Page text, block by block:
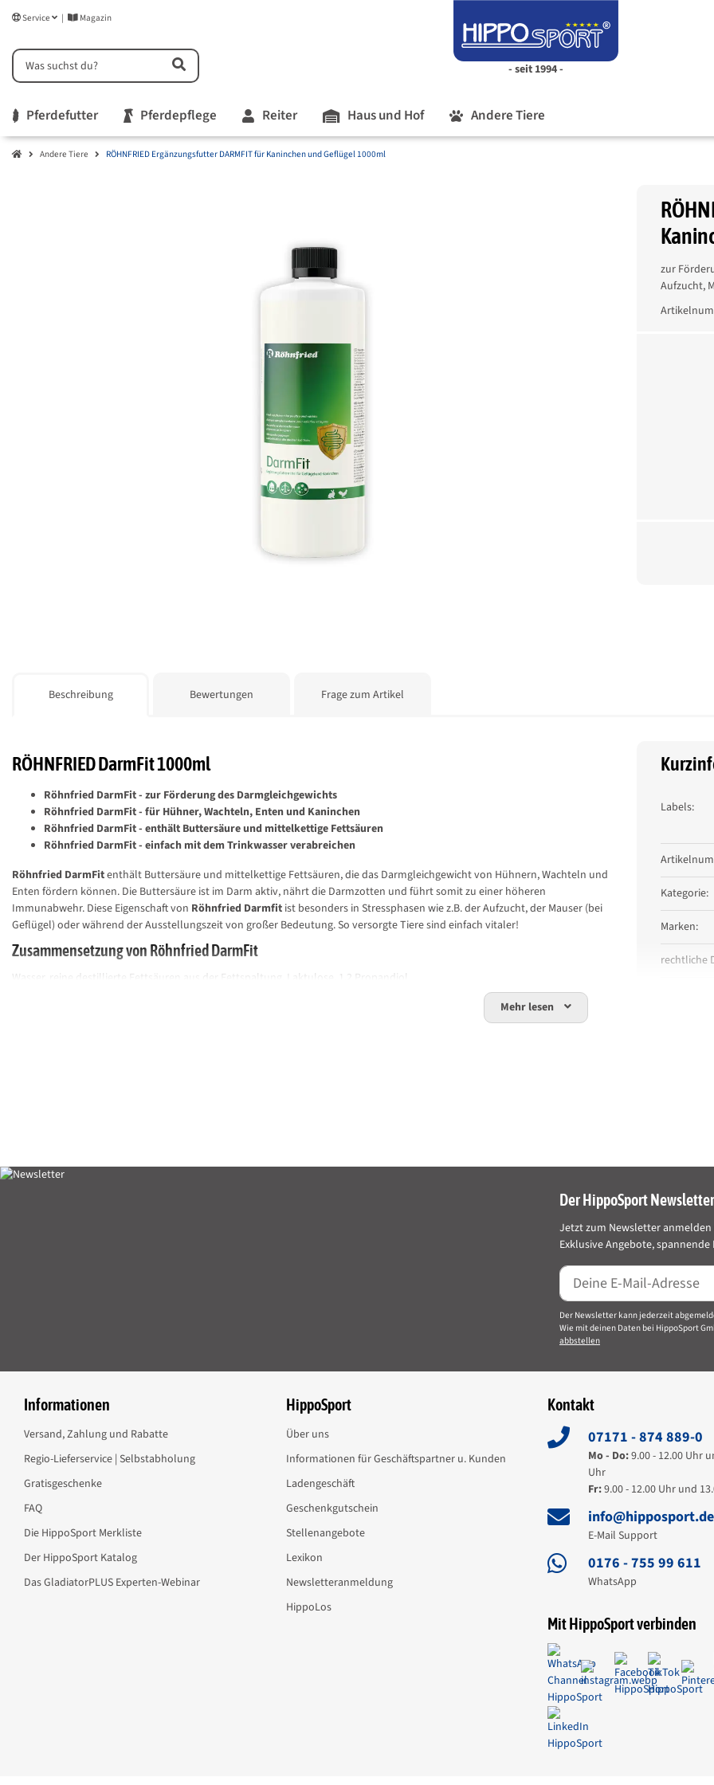
- seit 1994 -
Service Magazin
Pferdefutter Pferdepflege Reiter Haus und Hof Andere Tiere
Andere Tiere RÖHNFRIED Ergänzungsfutter DARMFIT für Kaninchen und Geflügel 1000ml
zur
Aufzucht,
Beschreibung
Bewertungen Frage zum Artikel
RÖHNFRIED DarmFit 1000ml
Röhnfried DarmFit - zur Förderung des Darmgleichgewichts
Röhnfried DarmFit - für Hühner, Wachteln, Enten und Kaninchen
Röhnfried DarmFit - enthält Buttersäure und mittelkettige Fettsäuren
Röhnfried DarmFit - einfach mit dem Trinkwasser verabreichen
Röhnfried DarmFitenthält Buttersäure und mittelkettige Fettsäuren, die das Darmgleichgewicht von Hühnern, Wachteln und
Enten fördern können. Die Buttersäure ist im Darm aktiv, nährt die Darmzotten und führt somit zu einer höheren
Immunabwehr. Diese Eigenschaft von Röhnfried Darmfit ist besonders in Stressphasen wie z.B. der Aufzucht, der Mauser (bei
Geflügel) oder während der Ausstellungszeit von großer Bedeutung. So versorgte Tiere sind einfach vitaler!
Zusammensetzung von Röhnfried DarmFit
Wasser, reine destillierte Fettsäuren aus der Fettspaltung, Laktulose, 1,2 Propandiol
5ml je Liter Trinkwasser
Herstellerinformationen:
Dr. Hesse Tierpharma GmbH & Co. KG, Kieler Str. 36a, 25551 Hohenlockstedt, info@roehnfried.de
Wert
Labels:
Kategorie:
Marken:
rechtliche
Mehr lesen
Der HippoSport Newsletter
Jetzt zum Newsletter
Exklusive Angebote,
Der Newsletter kann jederzeit
Wie mit deinen Daten bei HippoSport
abbstellen
Informationen
Versand, Zahlung und Rabatte
Regio-Lieferservice | Selbstabholung
Gratisgeschenke
FAQ
Die HippoSport Merkliste
Der HippoSport Katalog
Das GladiatorPLUS Experten-Webinar
HippoSport
Über uns
Informationen für Geschäftspartner u. Kunden
Ladengeschäft
Geschenkgutschein
Stellenangebote
Lexikon
Newsletteranmeldung
HippoLos
Kontakt
07171 - 874 889-0
Mo - Do:9.00 - 12.00 Uhr
Uhr
Fr:9.00 - 12.00 Uhr und
info@hipposport.de
E-Mail Support
0176 - 755 99 611
WhatsApp
Mit HippoSport verbinden